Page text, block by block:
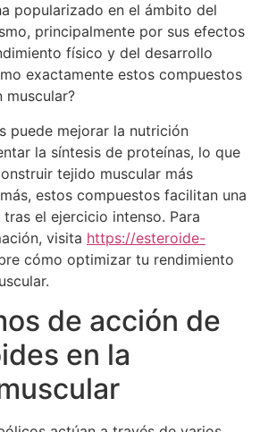
popularizado en el ámbito del
principalmente por sus efectos
físico y del desarrollo
exactamente estos compuestos
muscular?
puede mejorar la nutrición
la síntesis de proteínas, lo que
tejido muscular más
estos compuestos facilitan una
el ejercicio intenso. Para
visita https://esteroide-
cómo optimizar tu rendimiento
de acción de
en la